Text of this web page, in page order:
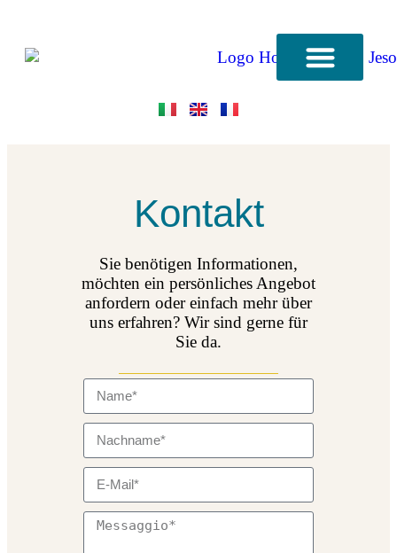
Kontakt
Sie benötigen Informationen,
möchten ein persönliches Angebot
anfordern oder einfach mehr über
uns erfahren? Wir sind gerne für
Sie da.